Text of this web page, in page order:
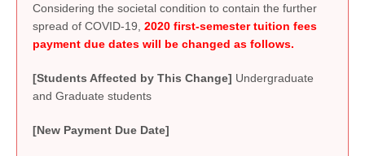
Considering the societal condition to contain the further
spread of COVID-19, 2020 first-semester tuition fees
payment due dates will be changed as follows.
[Students Affected by This Change] Undergraduate
and Graduate students
[New Payment Due Date]